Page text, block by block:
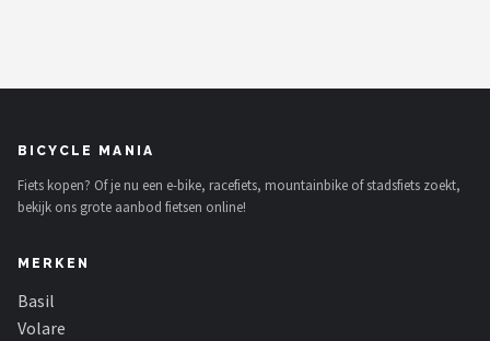
BICYCLE MANIA
Fiets kopen? Of je nu een e-bike, racefiets, mountainbike of stadsfiets zoekt,
bekijk ons grote aanbod fietsen online!
MERKEN
Basil
Volare